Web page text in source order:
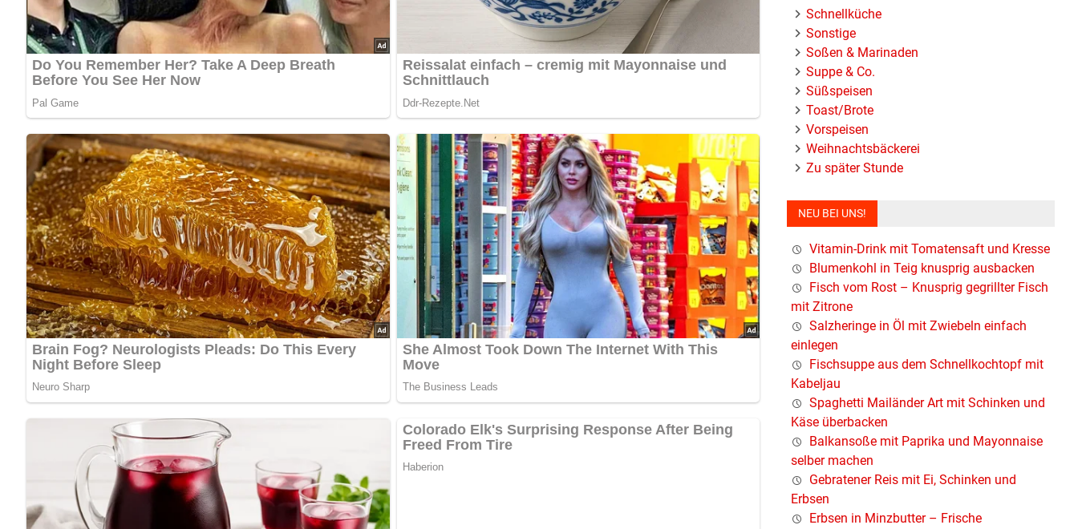
1 1/2 Eßlöffel Mehl
3/8 Liter Milch
3 Eßlöffel Tomatenketchup
Salz
Pfeffer
Petersilie
Lob, Kritik, Fragen oder Anregungen zum Rezept? Dann hinterlasse doch bitte einen Kommentar am Ende dieser Seite & auch
eine Bewertung!
Zubereitung
In den ausgelassenen Speckwürfelchen die in Stifte geschnittenen Kohlrabi kurz dünsten.
Das Mehl darüberstäuben und nach und nach die heiße Milch auffüllen.
Zugedeckt gar dünsten lassen.
Mit Tomatenketchup, Salz und Pfeffer würzen und mit gehackter Petersilie bestreuen.
Kennst du schon unser tolles DDR-Quiz? Was weißt du noch alles über die DDR?
Pin mich!
Schnellküche
Sonstige
Soßen & Marinaden
Suppe & Co.
Süßspeisen
Toast/Brote
Vorspeisen
Weihnachtsbäckerei
Zu später Stunde
NEU BEI UNS!
Vitamin-Drink mit Tomatensaft und Kresse
Blumenkohl in Teig knusprig ausbacken
Fisch vom Rost – Knusprig gegrillter Fisch
mit Zitrone
Salzheringe in Öl mit Zwiebeln einfach
einlegen
Fischsuppe aus dem Schnellkochtopf mit
Kabeljau
Spaghetti Mailänder Art mit Schinken und
Käse überbacken
Balkansoße mit Paprika und Mayonnaise
selber machen
Gebratener Reis mit Ei, Schinken und
Erbsen
Erbsen in Minzbutter – Frische